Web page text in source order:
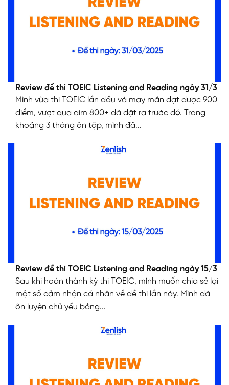
Review đề thi TOEIC Listening and Reading ngày 31/3
Mình vừa thi TOEIC lần đầu và may mắn đạt được 900
điểm, vượt qua aim 800+ đã đặt ra trước đó. Trong
khoảng 3 tháng ôn tập, mình đã...
Review đề thi TOEIC Listening and Reading ngày 15/3
Sau khi hoàn thành kỳ thi TOEIC, mình muốn chia sẻ lại
một số cảm nhận cá nhân về đề thi lần này. Mình đã
ôn luyện chủ yếu bằng...